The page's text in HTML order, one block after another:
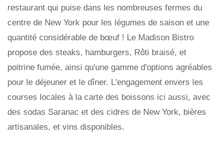
restaurant qui puise dans les nombreuses fermes du
centre de New York pour les légumes de saison et une
quantité considérable de bœuf ! Le Madison Bistro
propose des steaks, hamburgers, Rôti braisé, et
poitrine fumée, ainsi qu'une gamme d'options agréables
pour le déjeuner et le dîner. L'engagement envers les
courses locales à la carte des boissons ici aussi, avec
des sodas Saranac et des cidres de New York, bières
artisanales, et vins disponibles.